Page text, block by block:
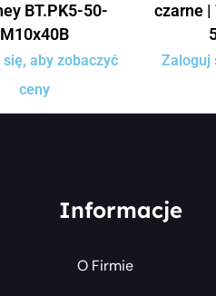
BT.PK5-50-
M10x40B
aby zobaczyć
ceny
czarne |
Zaloguj
Informacje
O Firmie